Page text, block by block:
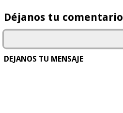
Déjanos tu comentario
DEJANOS TU MENSAJE